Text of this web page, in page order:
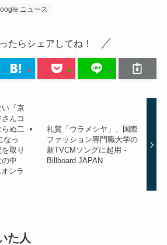
ニュース
たらシェアしてね！
い『京
んコ
ぬ二
なっ
取り
中
ンラ
礼賛「ウラメシヤ」、国際
ファッション専門職大学の
新TVCMソングに起用 -
Billboard JAPAN
た人